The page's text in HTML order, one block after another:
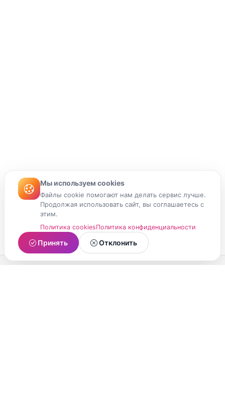
Мы используем cookies
Файлы cookie помогают нам делать сервис лучше.
Продолжая использовать сайт, вы соглашаетесь с
этим.
Политика cookiesПолитика конфиденциальности
Принять Отклонить